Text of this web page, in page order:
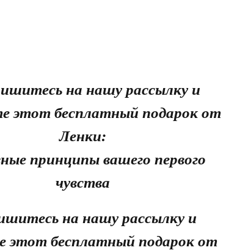
на нашу рассылку и
этот бесплатный подарок от
Ленки:
принципы вашего первого
чувства
на нашу рассылку и
этот бесплатный подарок от